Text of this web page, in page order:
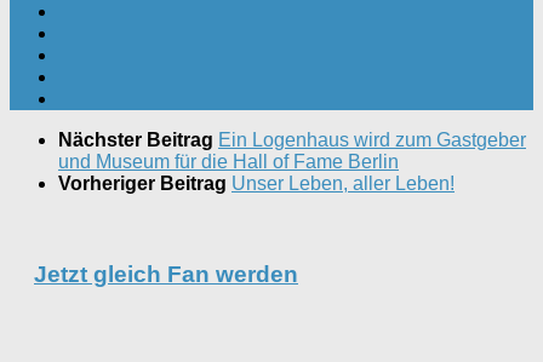
Nächster Beitrag Ein Logenhaus wird zum Gastgeber
und Museum für die Hall of Fame Berlin
Vorheriger Beitrag Unser Leben, aller Leben!
Jetzt gleich Fan werden